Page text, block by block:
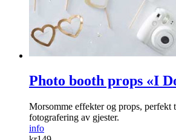
Photo booth props «I
Morsomme effekter og props, perfekt
fotografering av gjester.
info